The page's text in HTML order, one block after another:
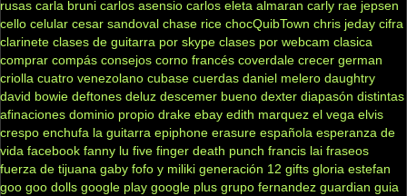
rusas carla bruni carlos asensio carlos eleta almaran carly rae jepsen
cello celular cesar sandoval chase rice chocQuibTown chris jeday cifra
clarinete clases de guitarra por skype clases por webcam clasica
comprar compás consejos corno francés coverdale crecer german
criolla cuatro venezolano cubase cuerdas daniel melero daughtry
david bowie deftones deluz descemer bueno dexter diapasón distintas
afinaciones dominio propio drake ebay edith marquez el vega elvis
crespo enchufa la guitarra epiphone erasure española esperanza de
vida facebook fanny lu five finger death punch francis lai fraseos
fuerza de tijuana gaby fofo y miliki generación 12 gifts gloria estefan
goo goo dolls google play google plus grupo fernandez guardian guia